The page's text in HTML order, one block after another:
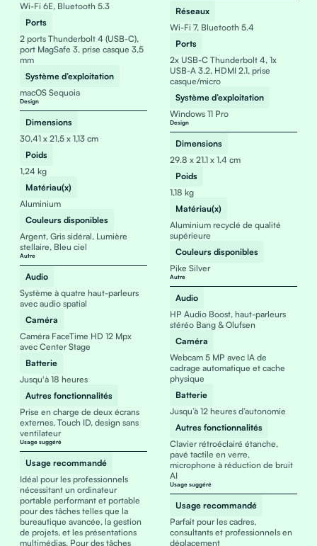
Wi-Fi 6E, Bluetooth 5.3
Ports
2 ports Thunderbolt 4 (USB-C),
port MagSafe 3, prise casque 3,5
mm
Système d’exploitation
macOS Sequoia
Design
Dimensions
30,41 x 21,5 x 1,13 cm
Poids
1,24 kg
Matériau(x)
Aluminium
Couleurs disponibles
Argent, Gris sidéral, Lumière
stellaire, Bleu ciel
Autre
Audio
Système à quatre haut-parleurs
avec audio spatial
Caméra
Caméra FaceTime HD 12 Mpx
avec Center Stage
Batterie
Jusqu'à 18 heures
Autres fonctionnalités
Prise en charge de deux écrans
externes, Touch ID, design sans
ventilateur
Usage suggéré
Usage recommandé
Idéal pour les professionnels
nécessitant un ordinateur
portable performant et portable
pour des tâches telles que la
bureautique avancée, la gestion
de projets, et les présentations
multimédias. Pour des tâches
Réseaux
Wi-Fi 7, Bluetooth 5.4
Ports
2x USB-C Thunderbolt 4, 1x
USB-A 3.2, HDMI 2.1, prise
casque/micro
Système d’exploitation
Windows 11 Pro
Design
Dimensions
29.8 x 21.1 x 1.4 cm
Poids
1,18 kg
Matériau(x)
Aluminium recyclé de qualité
supérieure
Couleurs disponibles
Pike Silver
Autre
Audio
HP Audio Boost, haut-parleurs
stéréo Bang & Olufsen
Caméra
Webcam 5 MP avec IA de
cadrage automatique et cache
physique
Batterie
Jusqu’à 12 heures d’autonomie
Autres fonctionnalités
Clavier rétroéclairé étanche,
pavé tactile en verre,
microphone à réduction de bruit
AI
Usage suggéré
Usage recommandé
Parfait pour les cadres,
consultants et professionnels en
déplacement